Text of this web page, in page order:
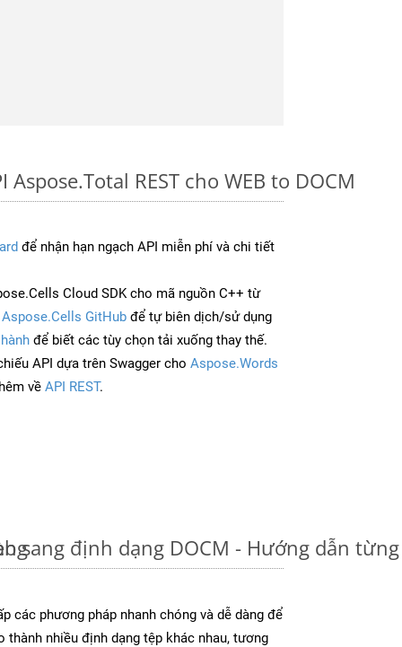
REST cho WEB to DOCM
để nhận hạn ngạch API miễn phí và chi tiết
Cloud SDK cho mã nguồn C++ từ
Aspose.Cells GitHub để tự biên dịch/sử dụng
để biết các tùy chọn tải xuống thay thế.
API dựa trên Swagger cho Aspose.Words
về API REST.
sang định dạng DOCM - Hướng dẫn
các phương pháp nhanh chóng và dễ dàng để
thành nhiều định dạng tệp khác nhau, tương